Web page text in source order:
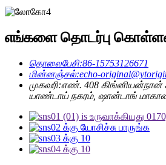
எங்களை தொடர்பு
தொலைபேசி:86-15753126671
மின்னஞ்சல்:echo-
முகவரி:எண். 408 கிங்னியன்நான்
யாண்டாய் நகரம், ஷான்டாங்